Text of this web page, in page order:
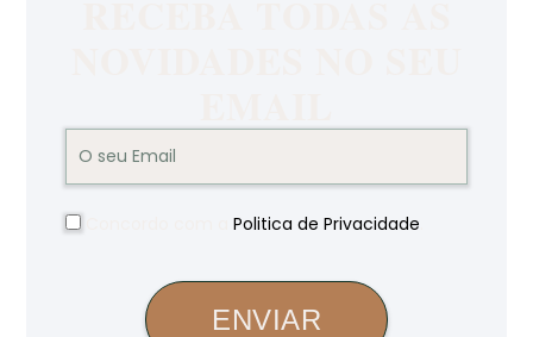
Politica de Privacidade
ENVIAR